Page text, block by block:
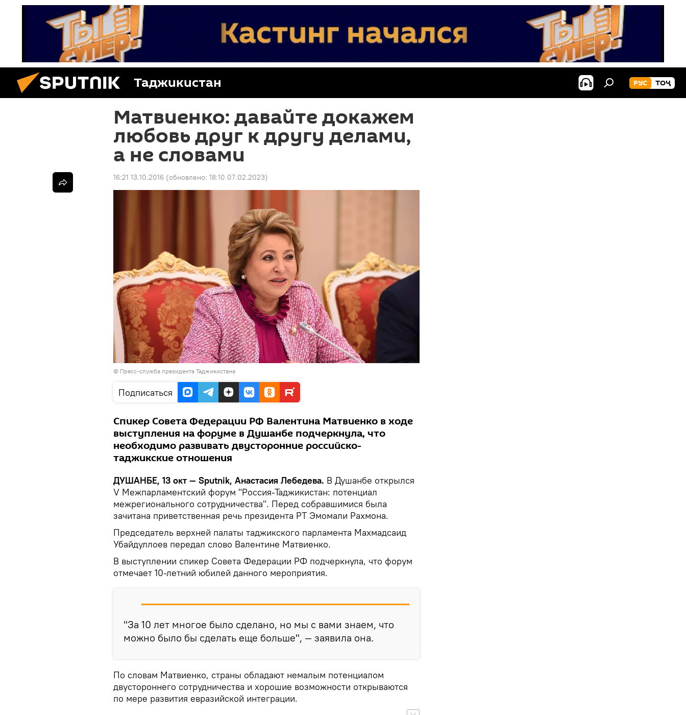
Таджикистан РУС ТОҶ
Матвиенко: давайте докажем
любовь друг к другу делами,
а не словами
16:21 13.10.2016 (обновлено: 18:10 07.02.2023)
© Пресс-служба президента Таджикистана
Подписаться
Спикер Совета Федерации РФ Валентина Матвиенко в ходе
выступления на форуме в Душанбе подчеркнула, что
необходимо развивать двусторонние российско-
таджикские отношения
ДУШАНБЕ, 13 окт — Sputnik, Анастасия Лебедева. В Душанбе открылся
V Межпарламентский форум "Россия-Таджикистан: потенциал
межрегионального сотрудничества". Перед собравшимися была
зачитана приветственная речь президента РТ Эмомали Рахмона.
Председатель верхней палаты таджикского парламента Махмадсаид
Убайдуллоев передал слово Валентине Матвиенко.
В выступлении спикер Совета Федерации РФ подчеркнула, что форум
отмечает 10-летний юбилей данного мероприятия.
"За 10 лет многое было сделано, но мы с вами знаем, что
можно было бы сделать еще больше", — заявила она.
По словам Матвиенко, страны обладают немалым потенциалом
двустороннего сотрудничества и хорошие возможности открываются
по мере развития евразийской интеграции.